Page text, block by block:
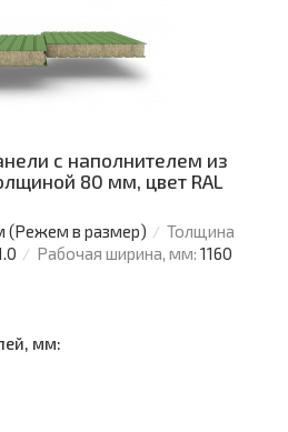
с наполнителем из
80 мм, цвет RAL
(Режем в размер)
Толщина
Рабочая ширина, мм: 1160
мм: